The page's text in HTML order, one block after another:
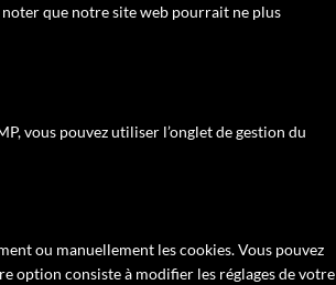
que notre site web pourrait ne plus
vous pouvez utiliser l’onglet de gestion du
ou manuellement les cookies. Vous pouvez
option consiste à modifier les réglages de votre